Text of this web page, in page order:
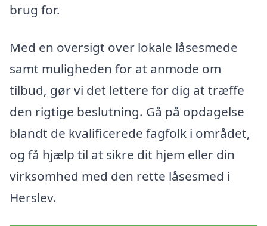
brug for.
Med en oversigt over lokale låsesmede
samt muligheden for at anmode om
tilbud, gør vi det lettere for dig at træffe
den rigtige beslutning. Gå på opdagelse
blandt de kvalificerede fagfolk i området,
og få hjælp til at sikre dit hjem eller din
virksomhed med den rette låsesmed i
Herslev.